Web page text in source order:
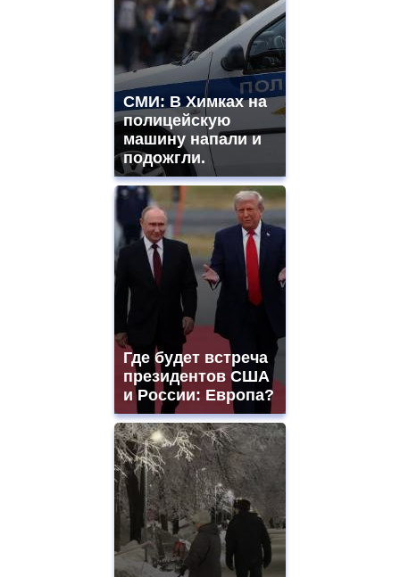
СМИ: В Химках на
полицейскую
машину напали и
подожгли.
Где будет встреча
президентов США
и России: Европа?